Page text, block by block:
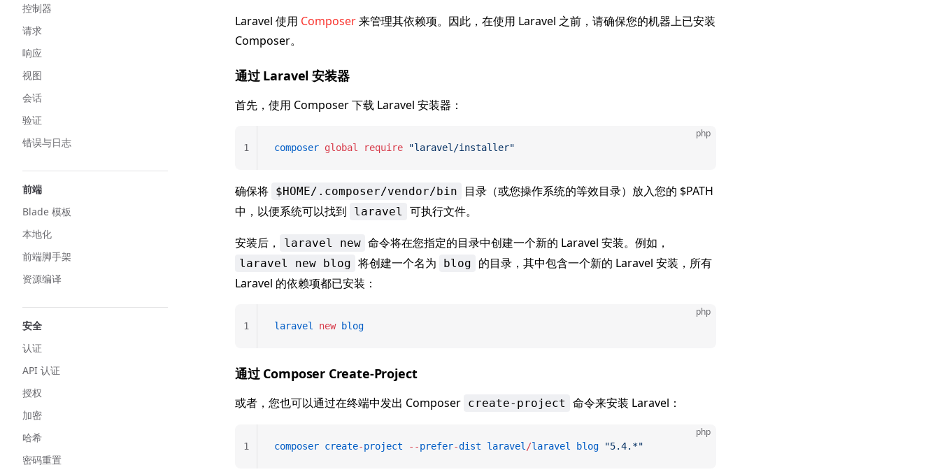
控制器
请求
响应
视图
会话
验证
错误与日志
前端
Blade 模板
本地化
前端脚手架
资源编译
安全
认证
API 认证
授权
加密
哈希
密码重置
Laravel 使用 Composer来管理其依赖项。因此，在使用 Laravel 之前，请确保您的机器上已安装
Composer。
通过 Laravel 安装器
首先，使用 Composer 下载 Laravel 安装器：
php
composer global require "laravel/installer"
1
确保将 $HOME/.composer/vendor/bin
目录（或您操作系统的等效目录）放入您的 $PATH
中，以便系统可以找到
laravel 可执行文件。
安装后， laravel new 命令将在您指定的目录中创建一个新的 Laravel 安装。例如，
laravel new blog 将创建一个名为 blog
的目录，其中包含一个新的 Laravel 安装，所有
Laravel 的依赖项都已安装：
php
laravel new blog
1
通过 Composer Create-Project
或者，您也可以通过在终端中发出 Composer create-project 命令来安装 Laravel：
php
composer create-project --prefer-dist laravel /laravel blog "5.4.*"
1